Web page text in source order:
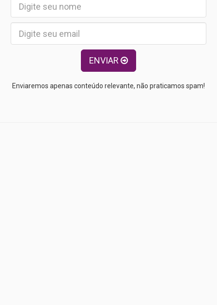
ENVIAR
Enviaremos apenas conteúdo relevante, não praticamos spam!